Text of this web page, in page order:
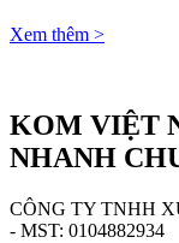
Xem thêm >
KOM VIỆT
NHANH
CÔNG TY TNHH
- MST: 0104882934